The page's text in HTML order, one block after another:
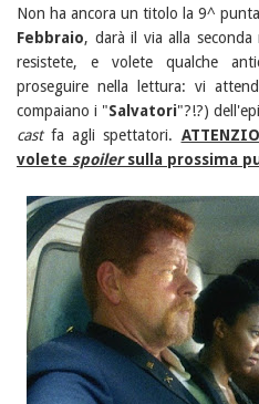
Non ha ancora un titolo la 9^
Febbraio, darà il via alla seconda
resistete, e volete qualche
proseguire nella lettura: vi
compaiano i "Salvatori"?!?)
castfa agli spettatori.
volete spoilersulla prossima